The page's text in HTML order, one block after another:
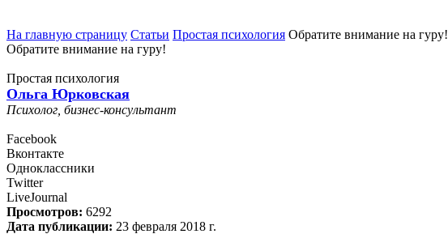
На главную страницу Статьи Простая психология Обратите внимание на гуру!
Обратите внимание на гуру!
Простая психология
Ольга Юрковская
Психолог, бизнес-консультант
Facebook
Вконтакте
Одноклассники
Twitter
LiveJournal
Просмотров: 6292
Дата публикации: 23 февраля 2018 г.